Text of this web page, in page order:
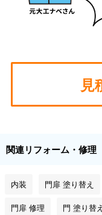
見
関連リフォーム・修理
内装 門扉 塗り替え
門扉 修理 門 塗り替え